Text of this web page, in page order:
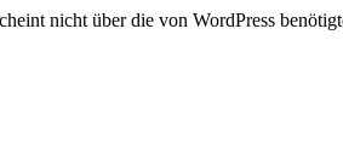
nicht über die von WordPress